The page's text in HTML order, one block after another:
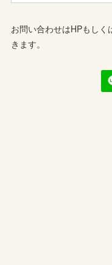
お問い合わせはHPもし
きます。